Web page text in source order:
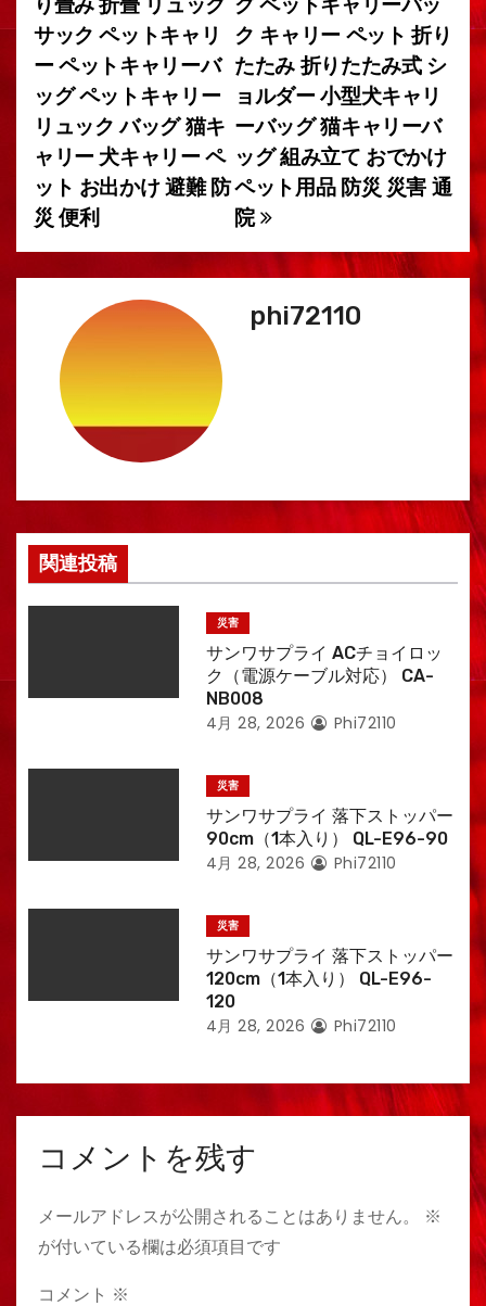
ゲ
ー
シ
ョ
ン
ク キャリー ペット 折り
たたみ 折りたたみ式 シ
ョルダー 小型犬キャリ
ーバッグ 猫キャリーバ
ッグ 組み立て おでかけ
ペット用品 防災 災害 通
院
サック ペットキャリ
ー ペットキャリーバ
ッグ ペットキャリー
リュック バッグ 猫キ
ャリー 犬キャリー ペ
ット お出かけ 避難 防
災 便利
phi72110
関連投稿
災害
サンワサプライ ACチョイロッ
ク（電源ケーブル対応） CA-
NB008
4月 28, 2026 Phi72110
災害
サンワサプライ 落下ストッパー
90cm（1本入り） QL-E96-90
4月 28, 2026 Phi72110
災害
サンワサプライ 落下ストッパー
120cm（1本入り） QL-E96-
120
4月 28, 2026 Phi72110
コメントを残す
メールアドレスが公開されることはありません。
※
が付いている欄は必須項目です
コメント ※